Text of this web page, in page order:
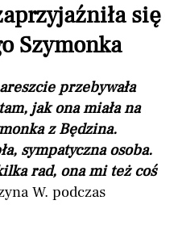
się
Szymonka
przebywała
jak ona miała na
z Będzina.
sympatyczna osoba.
rad, ona mi też coś
W. podczas